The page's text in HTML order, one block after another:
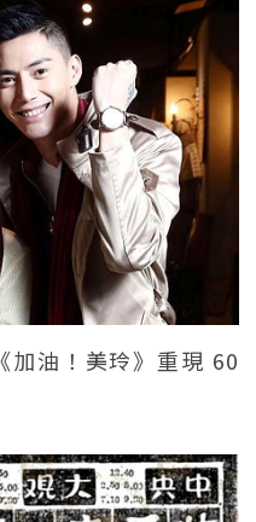
加油！美玲》重現 60